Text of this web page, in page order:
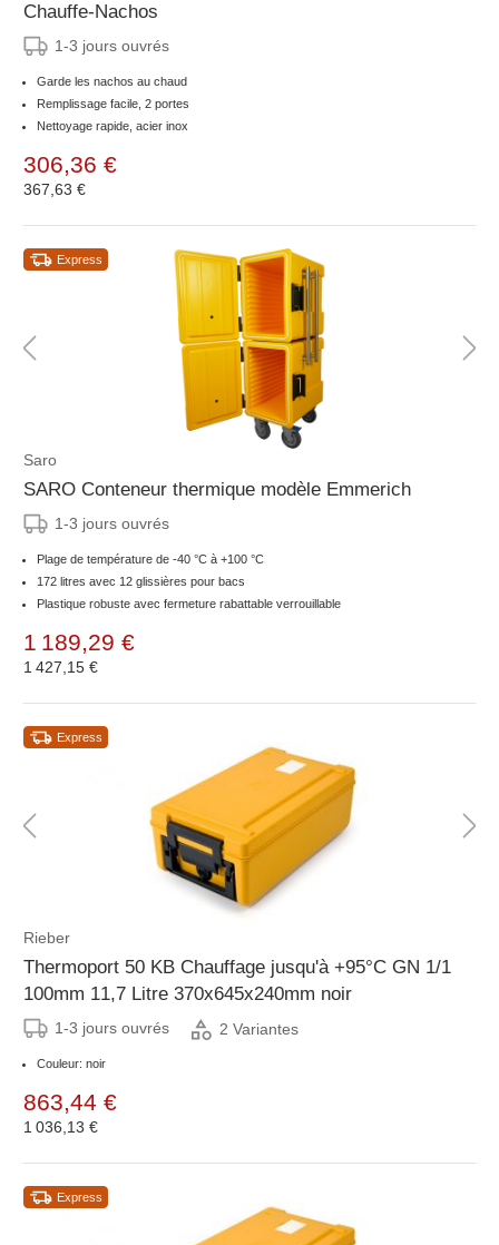
Chauffe-Nachos
1-3 jours ouvrés
Garde les nachos au chaud
Remplissage facile, 2 portes
Nettoyage rapide, acier inox
306,36 €
367,63 €
Express
Saro
SARO Conteneur thermique modèle Emmerich
1-3 jours ouvrés
Plage de température de -40 °C à +100 °C
172 litres avec 12 glissières pour bacs
Plastique robuste avec fermeture rabattable verrouillable
1 189,29 €
1 427,15 €
Express
Rieber
Thermoport 50 KB Chauffage jusqu'à +95°C GN 1/1
100mm 11,7 Litre 370x645x240mm noir
1-3 jours ouvrés 2 Variantes
Couleur: noir
863,44 €
1 036,13 €
Express